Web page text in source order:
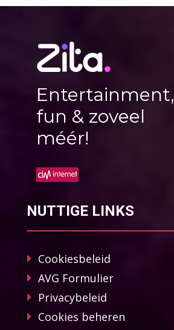
Entertainment,
fun & zoveel
méér!
NUTTIGE LINKS
Cookiesbeleid
AVG Formulier
Privacybeleid
Cookies beheren